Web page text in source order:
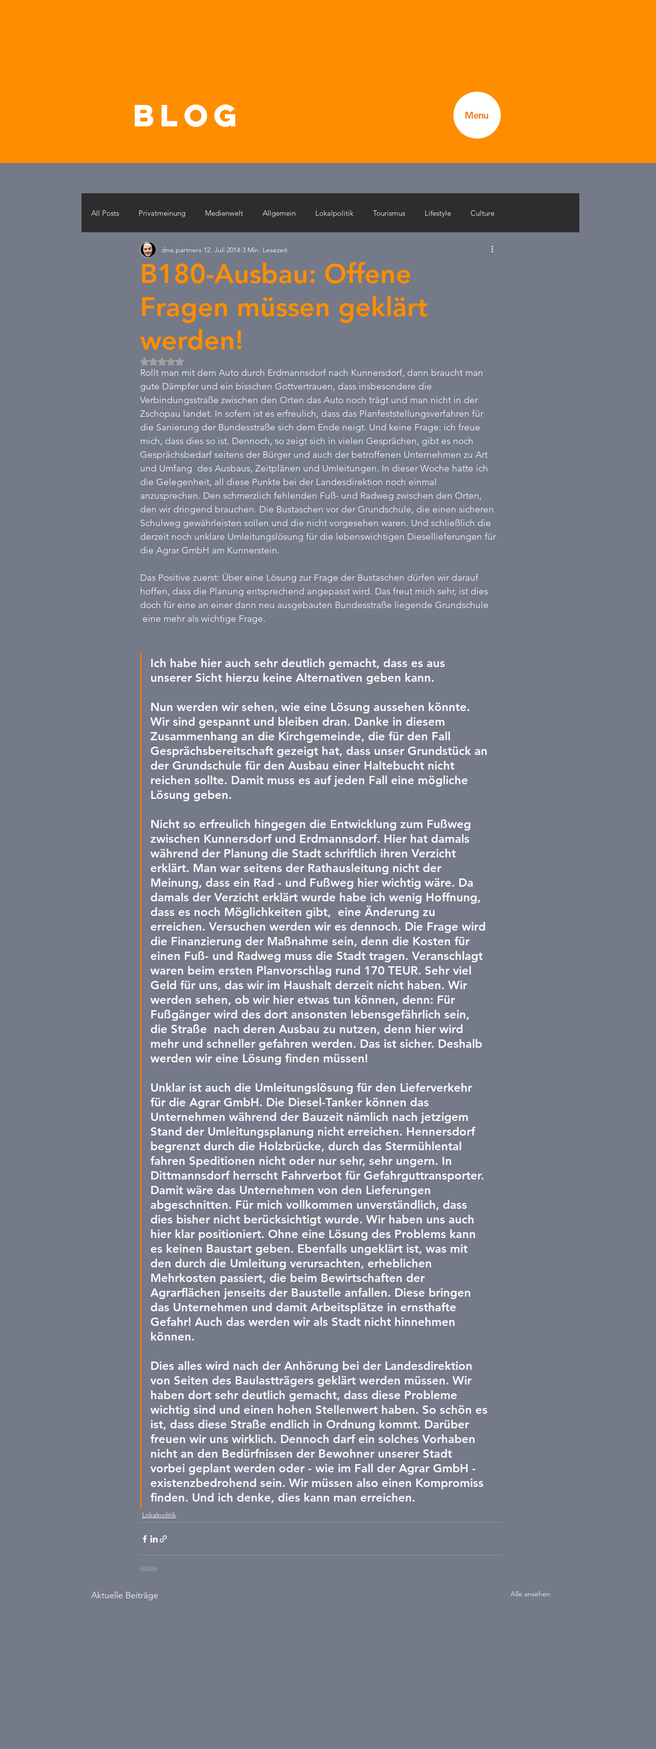
blog Menu
All Posts Privatmeinung Medienwelt Allgemein Lokalpolitik Tourismus Lifestyle Culture
Satire & Nachdenkliches Wald & Natur PRESSEANFRAGEN
B180-Ausbau: Offene
Fragen müssen geklärt
werden!
dne.partners 12. Juli 2014 3 Min. Lesezeit
Mit NaN von 5 Sternen bewertet.
Rollt man mit dem Auto durch Erdmannsdorf nach Kunnersdorf, dann braucht man
gute Dämpfer und ein bisschen Gottvertrauen, dass insbesondere die
Verbindungsstraße zwischen den Orten das Auto noch trägt und man nicht in der
Zschopau landet. In sofern ist es erfreulich, dass das Planfeststellungsverfahren für
die Sanierung der Bundesstraße sich dem Ende neigt. Und keine Frage: ich freue
mich, dass dies so ist. Dennoch, so zeigt sich in vielen Gesprächen, gibt es noch
Gesprächsbedarf seitens der Bürger und auch der betroffenen Unternehmen zu Art
und Umfang  des Ausbaus, Zeitplänen und Umleitungen. In dieser Woche hatte ich
die Gelegenheit, all diese Punkte bei der Landesdirektion noch einmal
anzusprechen. Den schmerzlich fehlenden Fuß- und Radweg zwischen den Orten,
den wir dringend brauchen. Die Bustaschen vor der Grundschule, die einen sicheren
Schulweg gewährleisten sollen und die nicht vorgesehen waren. Und schließlich die
derzeit noch unklare Umleitungslösung für die lebenswichtigen Diesellieferungen für
die Agrar GmbH am Kunnerstein.
Das Positive zuerst: Über eine Lösung zur Frage der Bustaschen dürfen wir darauf
hoffen, dass die Planung entsprechend angepasst wird. Das freut mich sehr, ist dies
doch für eine an einer dann neu ausgebauten Bundesstraße liegende Grundschule
eine mehr als wichtige Frage.
Ich habe hier auch sehr deutlich gemacht, dass es aus
unserer Sicht hierzu keine Alternativen geben kann.
Nun werden wir sehen, wie eine Lösung aussehen könnte.
Wir sind gespannt und bleiben dran. Danke in diesem
Zusammenhang an die Kirchgemeinde, die für den Fall
Gesprächsbereitschaft gezeigt hat, dass unser Grundstück an
der Grundschule für den Ausbau einer Haltebucht nicht
reichen sollte. Damit muss es auf jeden Fall eine mögliche
Lösung geben.
Nicht so erfreulich hingegen die Entwicklung zum Fußweg
zwischen Kunnersdorf und Erdmannsdorf. Hier hat damals
während der Planung die Stadt schriftlich ihren Verzicht
erklärt. Man war seitens der Rathausleitung nicht der
Meinung, dass ein Rad - und Fußweg hier wichtig wäre. Da
damals der Verzicht erklärt wurde habe ich wenig Hoffnung,
dass es noch Möglichkeiten gibt,  eine Änderung zu
erreichen. Versuchen werden wir es dennoch. Die Frage wird
die Finanzierung der Maßnahme sein, denn die Kosten für
einen Fuß- und Radweg muss die Stadt tragen. Veranschlagt
waren beim ersten Planvorschlag rund 170 TEUR. Sehr viel
Geld für uns, das wir im Haushalt derzeit nicht haben. Wir
werden sehen, ob wir hier etwas tun können, denn: Für
Fußgänger wird des dort ansonsten lebensgefährlich sein,
die Straße  nach deren Ausbau zu nutzen, denn hier wird
mehr und schneller gefahren werden. Das ist sicher. Deshalb
werden wir eine Lösung finden müssen!
Unklar ist auch die Umleitungslösung für den Lieferverkehr
für die Agrar GmbH. Die Diesel-Tanker können das
Unternehmen während der Bauzeit nämlich nach jetzigem
Stand der Umleitungsplanung nicht erreichen. Hennersdorf
begrenzt durch die Holzbrücke, durch das Stermühlental
fahren Speditionen nicht oder nur sehr, sehr ungern. In
Dittmannsdorf herrscht Fahrverbot für Gefahrguttransporter.
Damit wäre das Unternehmen von den Lieferungen
abgeschnitten. Für mich vollkommen unverständlich, dass
dies bisher nicht berücksichtigt wurde. Wir haben uns auch
hier klar positioniert. Ohne eine Lösung des Problems kann
es keinen Baustart geben. Ebenfalls ungeklärt ist, was mit
den durch die Umleitung verursachten, erheblichen
Mehrkosten passiert, die beim Bewirtschaften der
Agrarflächen jenseits der Baustelle anfallen. Diese bringen
das Unternehmen und damit Arbeitsplätze in ernsthafte
Gefahr! Auch das werden wir als Stadt nicht hinnehmen
können.
Dies alles wird nach der Anhörung bei der Landesdirektion
von Seiten des Baulastträgers geklärt werden müssen. Wir
haben dort sehr deutlich gemacht, dass diese Probleme
wichtig sind und einen hohen Stellenwert haben. So schön es
ist, dass diese Straße endlich in Ordnung kommt. Darüber
freuen wir uns wirklich. Dennoch darf ein solches Vorhaben
nicht an den Bedürfnissen der Bewohner unserer Stadt
vorbei geplant werden oder - wie im Fall der Agrar GmbH -
existenzbedrohend sein. Wir müssen also einen Kompromiss
finden. Und ich denke, dies kann man erreichen.
Lokalpolitik
Aktuelle Beiträge Alle ansehen